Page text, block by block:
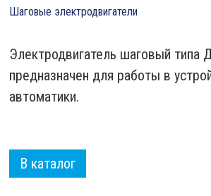
Шаговые электродвигатели
Электродвигатель шаговый
предназначен для работы в
автоматики.
В каталог